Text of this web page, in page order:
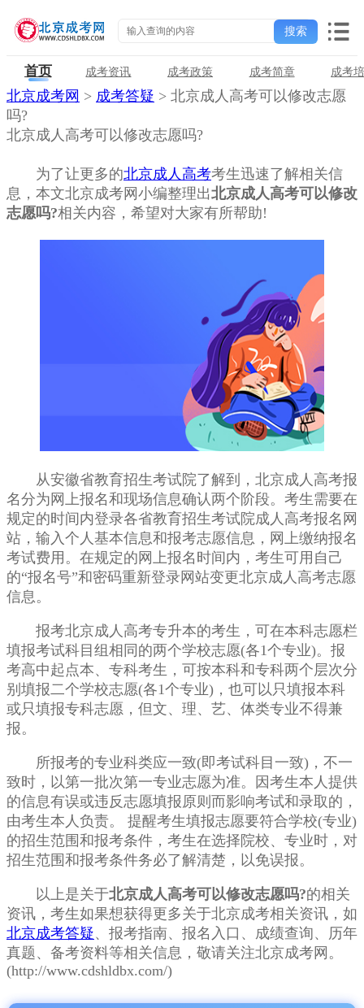
首页 成考资讯 成考政策 成考简章 成考
北京成考网 > 成考答疑 > 北京成人高考可以修改志愿
吗?
北京成人高考可以修改志愿吗?
为了让更多的北京成人高考考生迅速了解相关信
息，本文北京成考网小编整理出北京成人高考可以修改
志愿吗?相关内容，希望对大家有所帮助!
从安徽省教育招生考试院了解到，北京成人高考报
名分为网上报名和现场信息确认两个阶段。考生需要在
规定的时间内登录各省教育招生考试院成人高考报名网
站，输入个人基本信息和报考志愿信息，网上缴纳报名
考试费用。在规定的网上报名时间内，考生可用自己
的“报名号”和密码重新登录网站变更北京成人高考志愿
信息。
报考北京成人高考专升本的考生，可在本科志愿栏
填报考试科目组相同的两个学校志愿(各1个专业)。报
考高中起点本、专科考生，可按本科和专科两个层次分
别填报二个学校志愿(各1个专业)，也可以只填报本科
或只填报专科志愿，但文、理、艺、体类专业不得兼
报。
所报考的专业科类应一致(即考试科目一致)，不一
致时，以第一批次第一专业志愿为准。因考生本人提供
的信息有误或违反志愿填报原则而影响考试和录取的，
由考生本人负责。 提醒考生填报志愿要符合学校(专业)
的招生范围和报考条件，考生在选择院校、专业时，对
招生范围和报考条件务必了解清楚，以免误报。
以上是关于北京成人高考可以修改志愿吗?的相关
资讯，考生如果想获得更多关于北京成考相关资讯，如
北京成考答疑、报考指南、报名入口、成绩查询、历年
真题、备考资料等相关信息，敬请关注北京成考网。
(http://www.cdshldbx.com/)